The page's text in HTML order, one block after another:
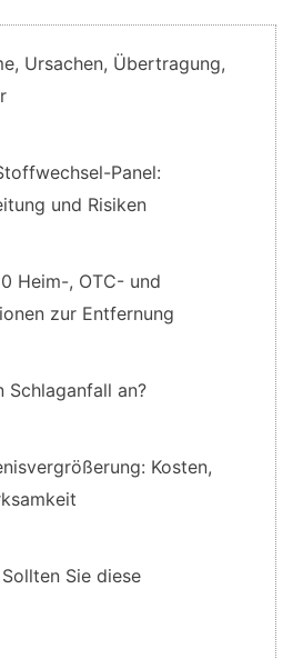
Ursachen, Übertragung,
Panel:
und Risiken
Heim-, OTC- und
zur Entfernung
Schlaganfall an?
Kosten,
Sie diese